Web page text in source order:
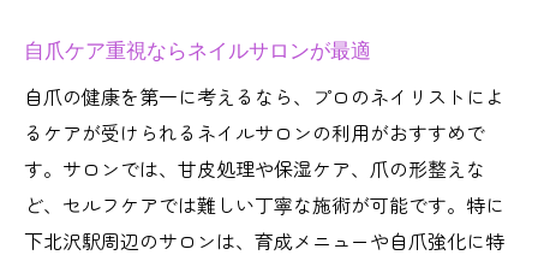
自爪ケア重視ならネイルサロンが最適
自爪の健康を第一に考えるなら、プロのネイリストによ
るケアが受けられるネイルサロンの利用がおすすめで
す。サロンでは、甘皮処理や保湿ケア、爪の形整えな
ど、セルフケアでは難しい丁寧な施術が可能です。特に
下北沢駅周辺のサロンは、育成メニューや自爪強化に特